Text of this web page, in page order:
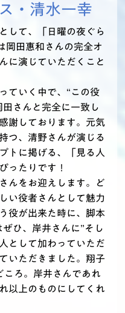
・ 清水一幸
して、「日曜の夜ぐら
岡田惠和さんの完全オ
に演じていただくこと
ていく中で、“この役
さんと完全に一致し
謝しております。元気
つ、清野さんが演じる
トに掲げる、「見る人
ったりです！
んをお迎えします。ど
い役者さんとして魅力
役が出来た時に、脚本
ひ、岸井さんに”そし
として加わっていただ
いただきました。翔子
ころ。岸井さんであれ
以上のものにしてくれ